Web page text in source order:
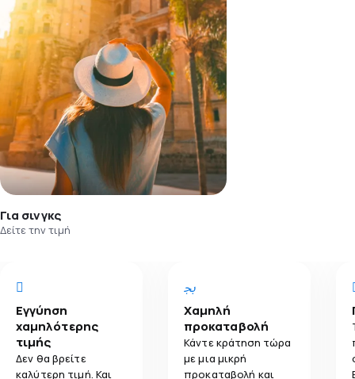
Για σινγκς
Δείτε την τιμή
Εγγύηση
χαμηλότερης
τιμής
Δεν θα βρείτε
καλύτερη τιμή. Και
Χαμηλή
προκαταβολή
Κάντε κράτηση τώρα
με μια μικρή
προκαταβολή και